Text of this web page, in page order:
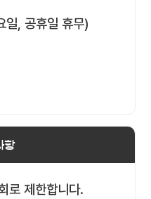
일, 공휴일 휴무)
항
로 제한합니다.